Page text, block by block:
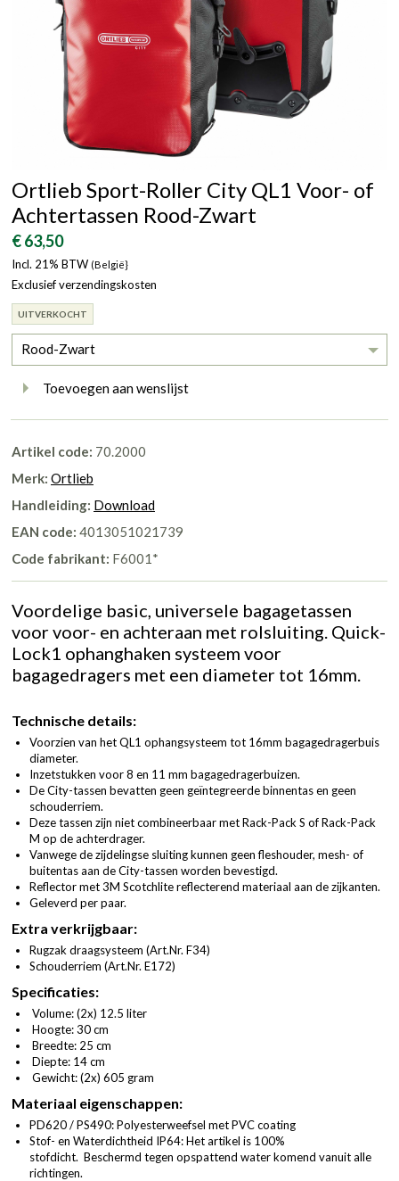
Ortlieb Sport-Roller City QL1 Voor- of
Achtertassen Rood-Zwart
€ 63,50
Incl. 21% BTW (België}
Exclusief verzendingskosten
UITVERKOCHT
Rood-Zwart
Toevoegen aan wenslijst
Artikel code: 70.2000
Merk: Ortlieb
Handleiding: Download
EAN code: 4013051021739
Code fabrikant: F6001*
Voordelige basic, universele bagagetassen
voor voor- en achteraan met rolsluiting. Quick-
Lock1 ophanghaken systeem voor
bagagedragers met een diameter tot 16mm.
Technische details:
Voorzien van het QL1 ophangsysteem tot 16mm bagagedragerbuis
diameter.
Inzetstukken voor 8 en 11 mm bagagedragerbuizen.
De City-tassen bevatten geen geïntegreerde binnentas en geen
schouderriem.
Deze tassen zijn niet combineerbaar met Rack-Pack S of Rack-Pack
M op de achterdrager.
Vanwege de zijdelingse sluiting kunnen geen fleshouder, mesh- of
buitentas aan de City-tassen worden bevestigd.
Reflector met 3M Scotchlite reflecterend materiaal aan de zijkanten.
Geleverd per paar.
Extra verkrijgbaar:
Rugzak draagsysteem (Art.Nr. F34)
Schouderriem (Art.Nr. E172)
Specificaties:
Volume: (2x) 12.5 liter
Hoogte: 30 cm
Breedte: 25 cm
Diepte: 14 cm
Gewicht: (2x) 605 gram
Materiaal eigenschappen:
PD620 / PS490: Polyesterweefsel met PVC coating
Stof- en Waterdichtheid IP64: Het artikel is 100%
stofdicht. Beschermd tegen opspattend water komend vanuit alle
richtingen.